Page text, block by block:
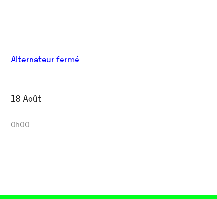
Alternateur fermé
18 Août
0h00